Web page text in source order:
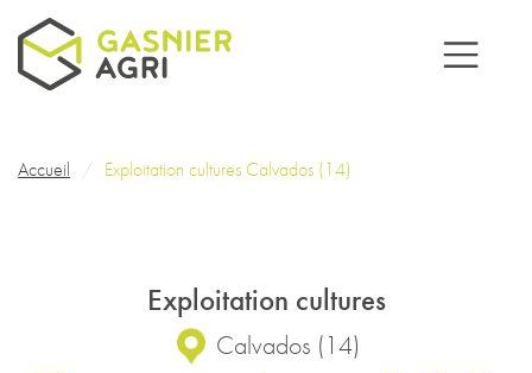
Aller au contenu principal
Fil d'Ariane
Accueil Exploitation cultures Calvados (14)
Exploitation cultures
Calvados (14)